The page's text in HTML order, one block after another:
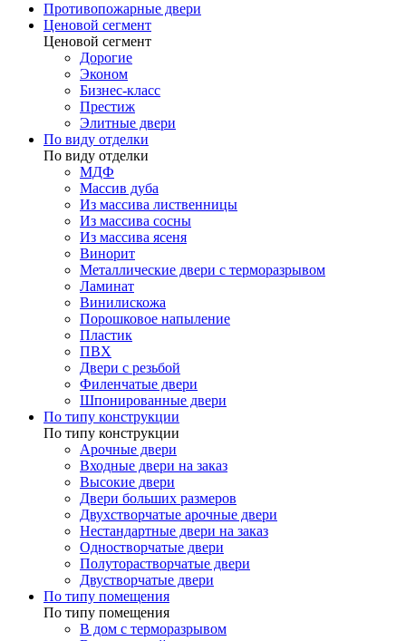
Противопожарные двери
Ценовой сегмент
Ценовой сегмент
Дорогие
Эконом
Бизнес-класс
Престиж
Элитные двери
По виду отделки
По виду отделки
МДФ
Массив дуба
Из массива лиственницы
Из массива сосны
Из массива ясеня
Винорит
Металлические двери с терморазрывом
Ламинат
Винилискожа
Порошковое напыление
Пластик
ПВХ
Двери с резьбой
Филенчатые двери
Шпонированные двери
По типу конструкции
По типу конструкции
Арочные двери
Входные двери на заказ
Высокие двери
Двери больших размеров
Двухстворчатые арочные двери
Нестандартные двери на заказ
Одностворчатые двери
Полуторастворчатые двери
Двустворчатые двери
По типу помещения
По типу помещения
В дом с терморазрывом